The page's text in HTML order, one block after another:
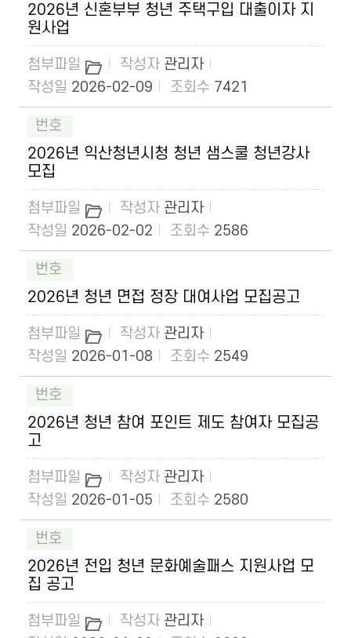
2026년 신혼부부 청년 주택구입 대출이자 지
원사업
관리자
2026-02-09
7421
2026년 익산청년시청 청년 샘스쿨 청년강사
모집
관리자
2026-02-02
2586
2026년 청년 면접 정장 대여사업 모집공고
관리자
2026-01-08
2549
2026년 청년 참여 포인트 제도 참여자 모집공
고
관리자
2026-01-05
2580
2026년 전입 청년 문화예술패스 지원사업 모
집 공고
관리자